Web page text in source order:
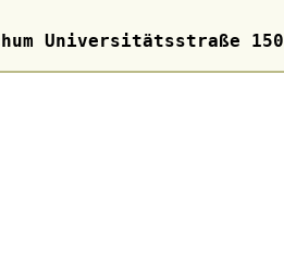
Universitätsstraße 150